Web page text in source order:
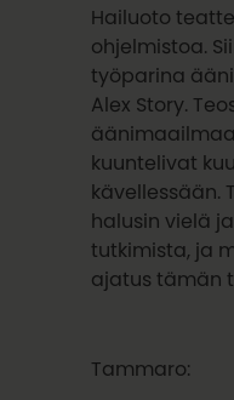
Hailuoto
ohjelmistoa.
työparina
Alex Story.
kuuntelivat
kävellessään.
halusin vielä
tutkimista, ja
ajatus tämän
Tammaro: